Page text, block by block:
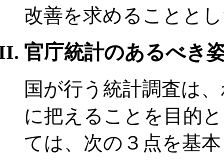
改善を求めることと
官庁統計のあるべき
国が行う統計調査は
に把えることを目的
ては、次の３点を基